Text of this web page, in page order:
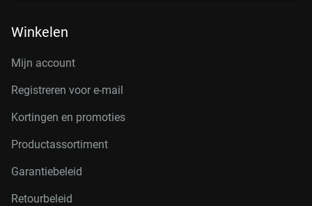
Winkelen
Mijn account
Registreren voor e-mail
Kortingen en promoties
Productassortiment
Garantiebeleid
Retourbeleid